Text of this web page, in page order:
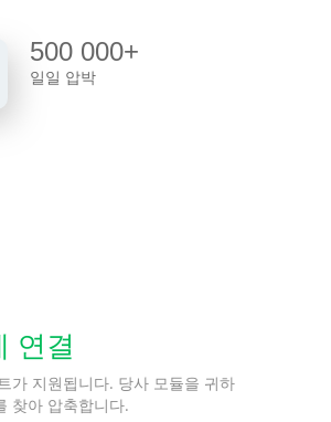
500 000+
일일 압박
연결
가 지원됩니다. 당사 모듈을 귀하
찾아 압축합니다.